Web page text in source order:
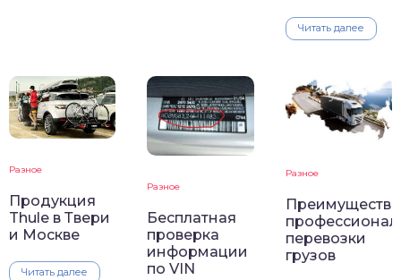
Читать далее
Разное
Продукция
Thule в Твери
и Москве
Читать далее
Разное
Бесплатная
проверка
информации
по VIN
Разное
Преимущества
перевозки
грузов